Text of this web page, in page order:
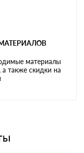
материалы
также скидки на